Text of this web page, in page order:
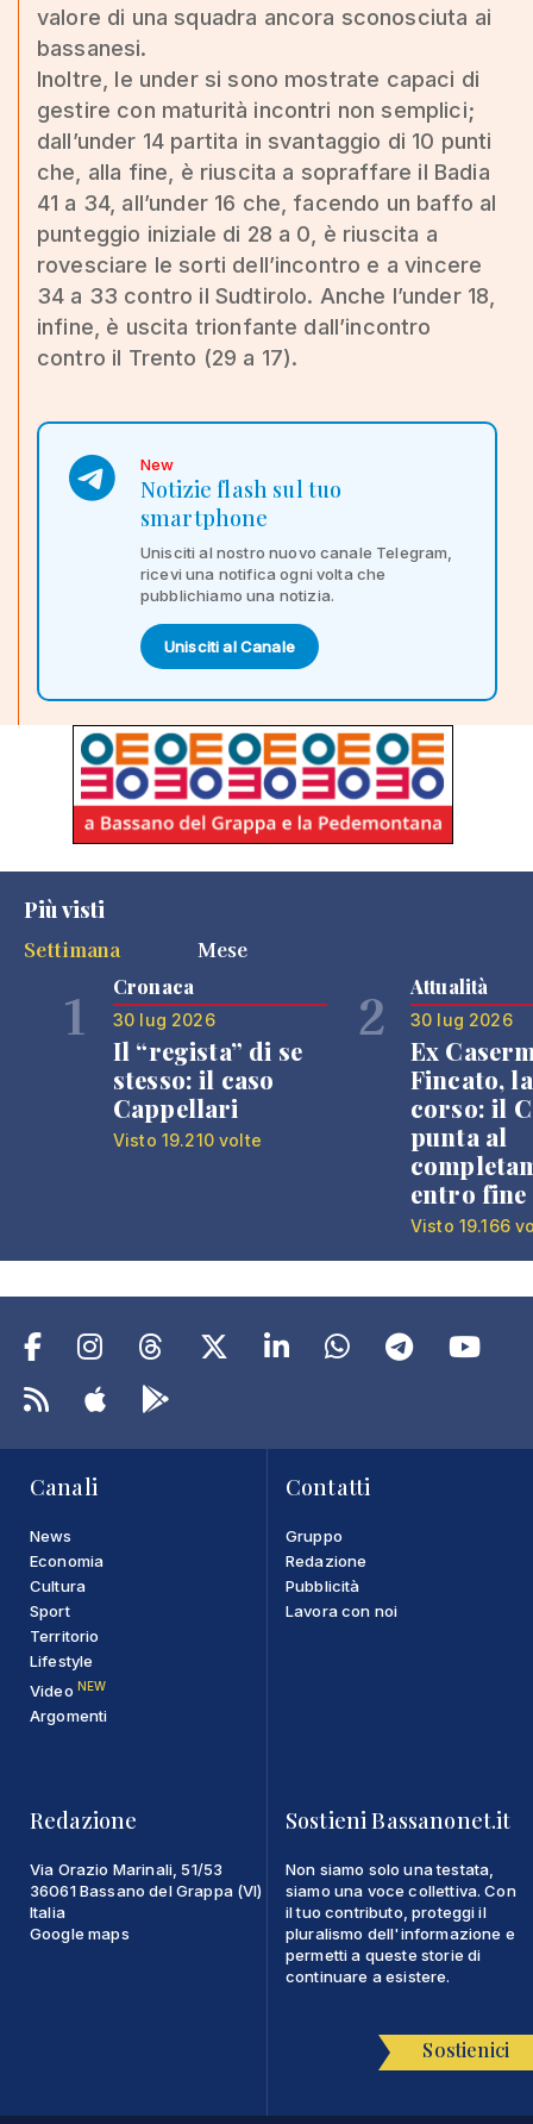
valore di una squadra ancora sconosciuta ai
bassanesi.
Inoltre, le under si sono mostrate capaci di
gestire con maturità incontri non semplici;
dall’under 14 partita in svantaggio di 10 punti
che, alla fine, è riuscita a sopraffare il Badia
41 a 34, all’under 16 che, facendo un baffo al
punteggio iniziale di 28 a 0, è riuscita a
rovesciare le sorti dell’incontro e a vincere
34 a 33 contro il Sudtirolo. Anche l’under 18,
infine, è uscita trionfante dall’incontro
contro il Trento (29 a 17).
New
Notizie flash sul tuo
smartphone
Unisciti al nostro nuovo canale Telegram,
ricevi una notifica ogni volta che
pubblichiamo una notizia.
Unisciti al Canale
Più visti
Settimana
Mese
1 Cronaca
30 lug 2026
Il “regista” di se
stesso: il caso
Cappellari
Visto 19.210 volte
2 Attualità
30 lug 2026
Ex
Fincato,
corso: il
punta al
entro fine
Visto 19.166
Canali
News
Economia
Cultura
Sport
Territorio
Lifestyle
Video NEW
Argomenti
Contatti
Gruppo
Redazione
Pubblicità
Lavora con noi
Redazione
Via Orazio Marinali, 51/53
36061 Bassano del Grappa (VI)
Italia
Google maps
Sostieni Bassanonet.it
Non siamo solo una testata,
siamo una voce collettiva. Con
il tuo contributo, proteggi il
pluralismo dell'informazione e
permetti a queste storie di
continuare a esistere.
Sostienici